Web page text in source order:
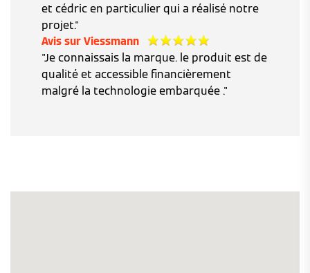
et cédric en particulier qui a réalisé notre
projet."
Avis sur Viessmann
"Je connaissais la marque. le produit est de
qualité et accessible financièrement
malgré la technologie embarquée ."